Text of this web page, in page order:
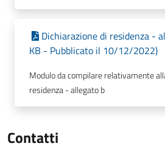
Dichiarazione di residenza -
KB - Pubblicato il 10/12/2022)
Modulo da compilare relativamente
residenza - allegato b
Contatti